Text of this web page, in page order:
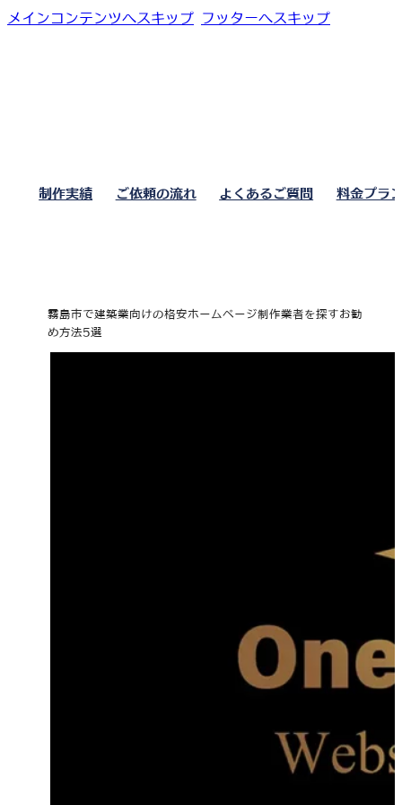
メインコンテンツへスキップ フッターへスキップ
制作実績 ご依頼の流れ よくあるご質問 料金プラ
霧島市で建築業向けの格安ホームページ制作業者を探すお勧
め方法5選